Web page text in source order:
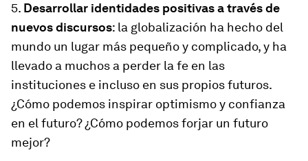
5. Desarrollar identidades positivas a través de
nuevos discursos: la globalización ha hecho del
mundo un lugar más pequeño y complicado, y ha
llevado a muchos a perder la fe en las
instituciones e incluso en sus propios futuros.
¿Cómo podemos inspirar optimismo y confianza
en el futuro? ¿Cómo podemos forjar un futuro
mejor?